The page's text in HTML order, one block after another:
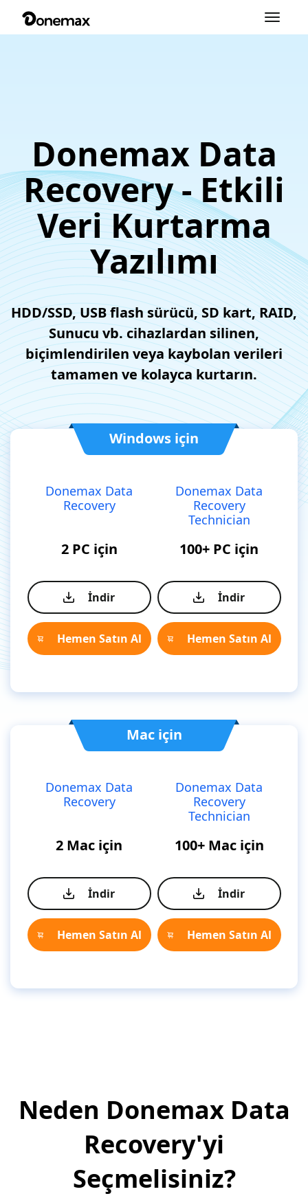
Donemax Data
Recovery - Etkili
Veri Kurtarma
Yazılımı
HDD/SSD, USB flash sürücü, SD kart, RAID,
Sunucu vb. cihazlardan silinen,
biçimlendirilen veya kaybolan verileri
tamamen ve kolayca kurtarın.
Windows için
Donemax Data
Recovery
2 PC için
İndir
Hemen Satın Al
Donemax Data
Recovery
Technician
100+ PC için
İndir
Hemen Satın Al
Mac için
Donemax Data
Recovery
2 Mac için
İndir
Hemen Satın Al
Donemax Data
Recovery
Technician
100+ Mac için
İndir
Hemen Satın Al
Neden Donemax Data
Recovery'yi
Seçmelisiniz?